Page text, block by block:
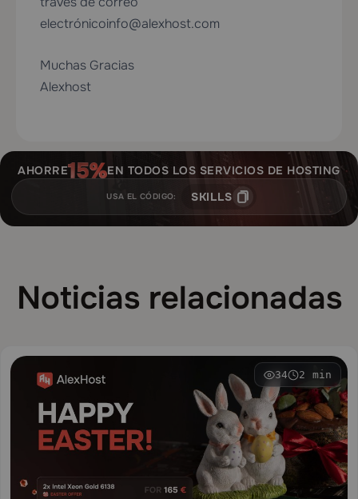
electrónicoinfo@alexhost.com
Muchas Gracias
Alexhost
AHORRE EN TODOS LOS SERVICIOS DE HOSTING
USA EL CÓDIGO: SKILLS
Noticias relacionadas
34 2 min